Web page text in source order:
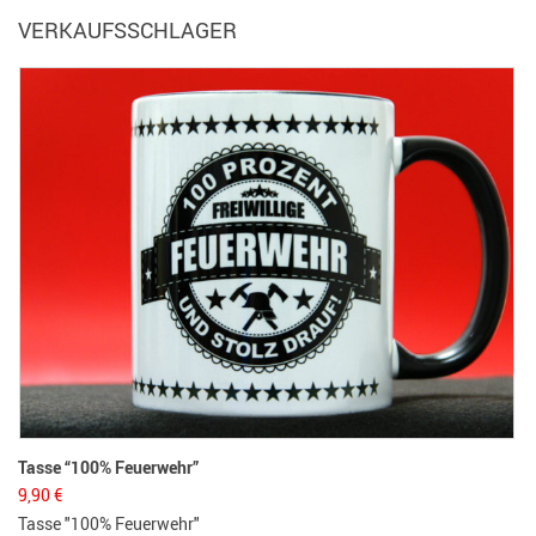
VERKAUFSSCHLAGER
Tasse “100% Feuerwehr”
9,90€
Tasse "100% Feuerwehr"